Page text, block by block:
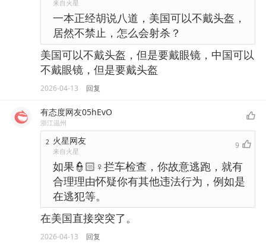
来自火星
一本正经胡说八道，美国可以不戴头盔，
居然不禁止，怎么会射杀？
美国可以不戴头盔，但是要戴眼镜，中国可以
不戴眼镜，但是要戴头盔
2026-04-13 回复
有态度网友05hEvO
浙江温州
2 火星网友
来自火星
9
如果👮🏻♀️拦车检查，你故意逃跑，就有
合理理由怀疑你有其他违法行为，例如是
在逃犯等。
在美国直接突突了。
2026-04-13 回复